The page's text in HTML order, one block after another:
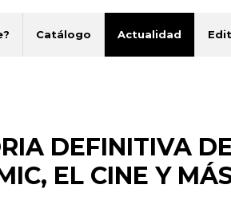
Catálogo Actualidad
DEFINITIVA
EL CINE Y